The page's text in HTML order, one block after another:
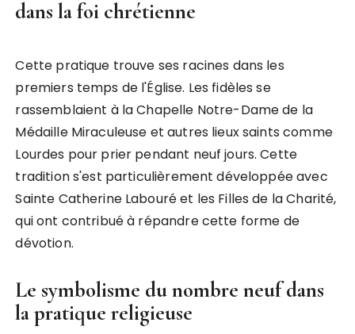
dans la foi chrétienne
Cette pratique trouve ses racines dans les
premiers temps de l'Église. Les fidèles se
rassemblaient à la Chapelle Notre-Dame de la
Médaille Miraculeuse et autres lieux saints comme
Lourdes pour prier pendant neuf jours. Cette
tradition s'est particulièrement développée avec
Sainte Catherine Labouré et les Filles de la Charité,
qui ont contribué à répandre cette forme de
dévotion.
Le symbolisme du nombre neuf dans
la pratique religieuse